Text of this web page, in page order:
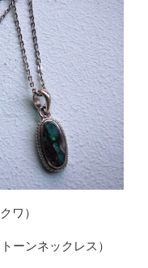
ワ）
ーンネックレス）